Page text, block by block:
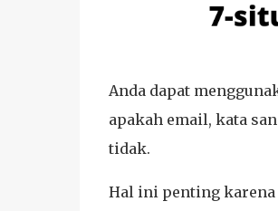
Anda dapat
apakah email, kata
tidak.
Hal ini penting karena